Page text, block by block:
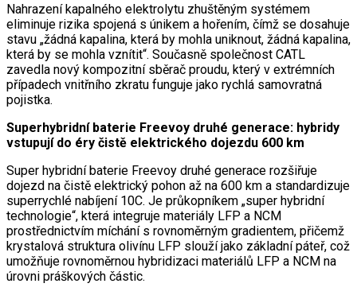
Nahrazení kapalného elektrolytu zhuštěným systémem
eliminuje rizika spojená s únikem a hořením, čímž se dosahuje
stavu „žádná kapalina, která by mohla uniknout, žádná kapalina,
která by se mohla vznítit“. Současně společnost CATL
zavedla nový kompozitní sběrač proudu, který v extrémních
případech vnitřního zkratu funguje jako rychlá samovratná
pojistka.
Superhybridní baterie Freevoy druhé generace: hybridy
vstupují do éry čistě elektrického dojezdu 600 km
Super hybridní baterie Freevoy druhé generace rozšiřuje
dojezd na čistě elektrický pohon až na 600 km a standardizuje
superrychlé nabíjení 10C. Je průkopníkem „super hybridní
technologie“, která integruje materiály LFP a NCM
prostřednictvím míchání s rovnoměrným gradientem, přičemž
krystalová struktura olivínu LFP slouží jako základní páteř, což
umožňuje rovnoměrnou hybridizaci materiálů LFP a NCM na
úrovni práškových částic.